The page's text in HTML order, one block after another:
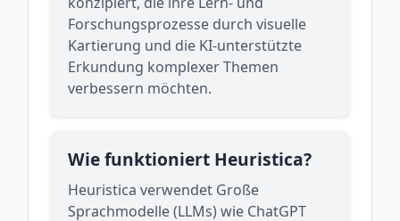
Forschungsprozesse durch visuelle
Kartierung und die KI-unterstützte
Erkundung komplexer Themen
verbessern möchten.
Wie funktioniert Heuristica?
Heuristica verwendet Große
Sprachmodelle (LLMs) wie ChatGPT